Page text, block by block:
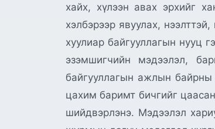
хайх, хүлээн авах эрхийг
хэлбэрээр явуулах,
хуулиар байгууллагын нууц
эзэмшигчийн мэдээлэл,
байгууллагын ажлын байрны
цахим баримт бичгийг
шийдвэрлэнэ. Мэдээлэл